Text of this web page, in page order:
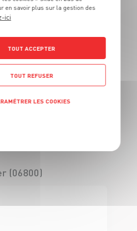
(69)
- H/F
(06800)
en savoir plus sur la gestion des
ici
TOUT ACCEPTER
TOUT REFUSER
LES COOKIES